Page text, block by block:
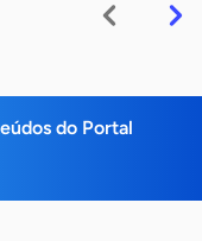
do Portal